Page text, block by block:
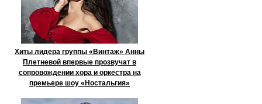
Хиты лидера группы «Винтаж» Анны
Плетневой впервые прозвучат в
сопровождении хора и оркестра на
премьере шоу «Ностальгия»